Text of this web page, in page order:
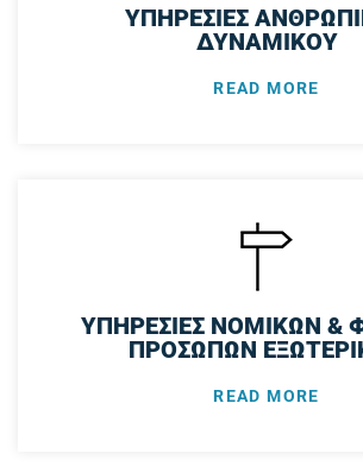
ΥΠΗΡΕΣΙΕΣ
ΔΥΝΑΜΙΚΟΥ
READ MORE
ΥΠΗΡΕΣΙΕΣ ΝΟΜΙΚΩΝ &
ΠΡΟΣΩΠΩΝ
READ MORE